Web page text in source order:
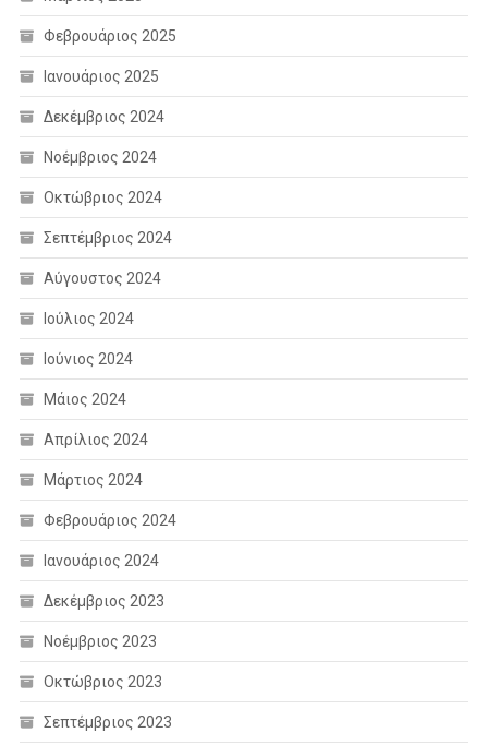
Φεβρουάριος 2025
Ιανουάριος 2025
Δεκέμβριος 2024
Νοέμβριος 2024
Οκτώβριος 2024
Σεπτέμβριος 2024
Αύγουστος 2024
Ιούλιος 2024
Ιούνιος 2024
Μάιος 2024
Απρίλιος 2024
Μάρτιος 2024
Φεβρουάριος 2024
Ιανουάριος 2024
Δεκέμβριος 2023
Νοέμβριος 2023
Οκτώβριος 2023
Σεπτέμβριος 2023